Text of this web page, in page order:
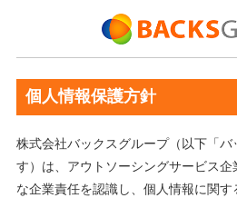
個人情報保護方針
株式会社バックスグループ（以下「バ
す）は、アウトソーシングサービス
な企業責任を認識し、個人情報に関